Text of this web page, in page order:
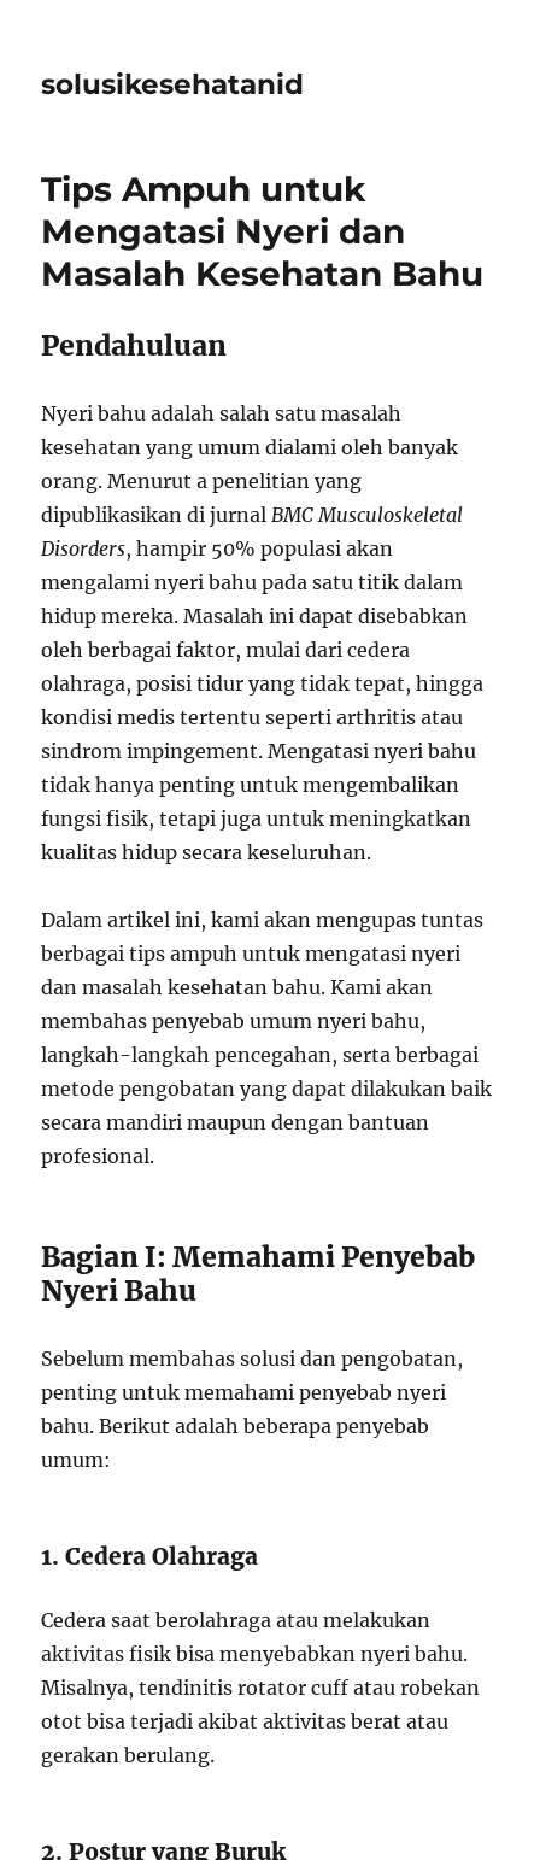
solusikesehatanid
Tips Ampuh untuk
Mengatasi Nyeri dan
Masalah Kesehatan Bahu
Pendahuluan
Nyeri bahu adalah salah satu masalah
kesehatan yang umum dialami oleh banyak
orang. Menurut a penelitian yang
dipublikasikan di jurnalBMC Musculoskeletal
Disorders, hampir 50% populasi akan
mengalami nyeri bahu pada satu titik dalam
hidup mereka. Masalah ini dapat disebabkan
oleh berbagai faktor, mulai dari cedera
olahraga, posisi tidur yang tidak tepat, hingga
kondisi medis tertentu seperti arthritis atau
sindrom impingement. Mengatasi nyeri bahu
tidak hanya penting untuk mengembalikan
fungsi fisik, tetapi juga untuk meningkatkan
kualitas hidup secara keseluruhan.
Dalam artikel ini, kami akan mengupas tuntas
berbagai tips ampuh untuk mengatasi nyeri
dan masalah kesehatan bahu. Kami akan
membahas penyebab umum nyeri bahu,
langkah-langkah pencegahan, serta berbagai
metode pengobatan yang dapat dilakukan baik
secara mandiri maupun dengan bantuan
profesional.
Bagian I: Memahami Penyebab
Nyeri Bahu
Sebelum membahas solusi dan pengobatan,
penting untuk memahami penyebab nyeri
bahu. Berikut adalah beberapa penyebab
umum:
1. Cedera Olahraga
Cedera saat berolahraga atau melakukan
aktivitas fisik bisa menyebabkan nyeri bahu.
Misalnya, tendinitis rotator cuff atau robekan
otot bisa terjadi akibat aktivitas berat atau
gerakan berulang.
2. Postur yang Buruk